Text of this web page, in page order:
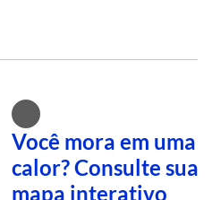
Você mora em uma
calor? Consulte sua
mapa interativo